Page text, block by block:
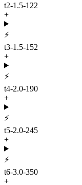
t2-1.5-122
+
⚡
t3-1.5-152
+
⚡
t4-2.0-190
+
⚡
t5-2.0-245
+
⚡
t6-3.0-350
+